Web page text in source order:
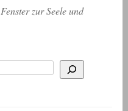
zur Seele und